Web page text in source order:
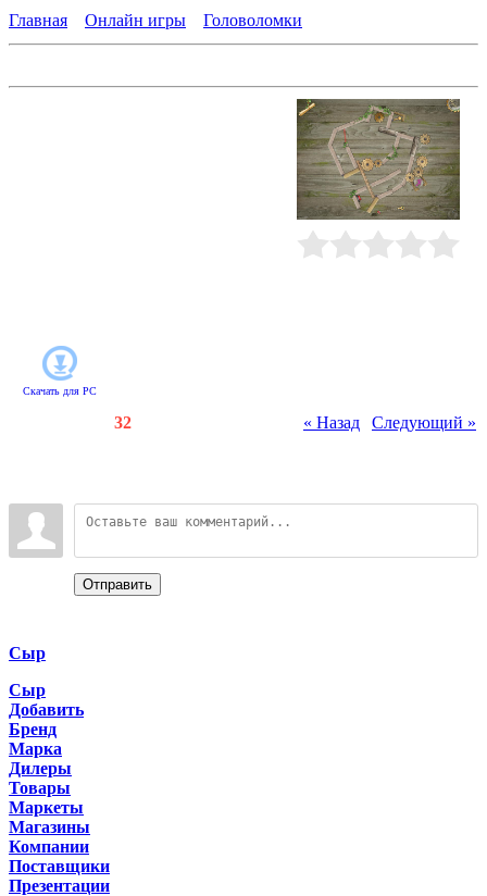
Главная
Онлайн игры Головоломки
Скачать для PC
« Назад Следующий »
32
Отправить
Сыр
Сыр
Добавить
Бренд
Марка
Дилеры
Товары
Маркеты
Магазины
Компании
Поставщики
Презентации